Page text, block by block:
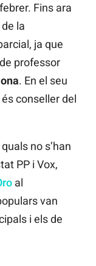
Fins ara
la
ja que
professor
. En el seu
conseller del
no s’han
PP i Vox,
al
van
i els de